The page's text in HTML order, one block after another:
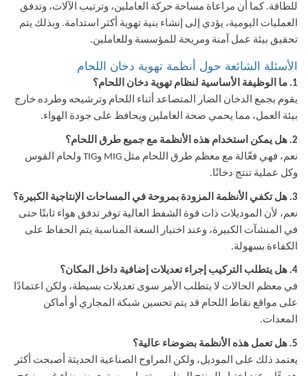
للطاقة. كما أن مراعاة مساحة حركة العاملين، وترتيب الآلات، وتدفق
العمليات اليومية، يؤدي إلى إنشاء بنية تهوية أكثر استدامة. وبذلك يتم
تحقيق بيئة عمل آمنة ومريحة للمؤسسة وللعاملين.
الأسئلة الشائعة حول أنظمة تهوية دخان اللحام
1. ما الوظيفة الأساسية لنظام تهوية دخان اللحام؟
يقوم بجمع الدخان الضار المتصاعد أثناء اللحام وترشيحه وطرده خارج
بيئة العمل، مما يحمي صحة العاملين ويحافظ على جودة الهواء.
2. هل يمكن استخدام هذه الأنظمة مع جميع طرق اللحام؟
نعم، فهي فعّالة مع معظم طرق اللحام مثل MIG وTIG ولحام القوس
وكل عملية تنتج دخانًا.
3. هل تكفي الأنظمة المزودة بمروحة في المساحات الإنتاجية الكبيرة؟
نعم، لأن الموديلات ذات قوة الشفط العالية توفر تدفق هواء ثابتًا حتى
في المنشآت الكبيرة، وعند اختيار السعة المناسبة يتم الحفاظ على
الكفاءة بسهولة.
4. هل يتطلب التركيب إجراء تعديلات إضافية داخل المكان؟
في معظم الحالات لا يتطلب الأمر سوى تعديلات بسيطة، ولكن اعتمادًا
على مواقع نقاط اللحام قد يتم تحسين شبكة المجاري أو أماكن
المعدات.
5. هل تعمل هذه الأنظمة بضوضاء عالية؟
يعتمد ذلك على الموديل، ولكن المراوح الصناعية الحديثة أصبحت أكثر